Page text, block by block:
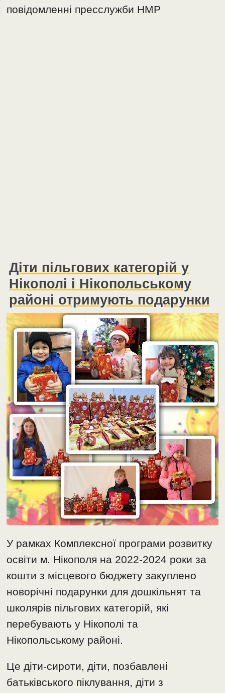
повідомленні пресслужби НМР
Діти пільгових категорій у
Нікополі і Нікопольському
районі отримують подарунки
У рамках Комплексної програми розвитку
освіти м. Нікополя на 2022-2024 роки за
кошти з місцевого бюджету закуплено
новорічні подарунки для дошкільнят та
школярів пільгових категорій, які
перебувають у Нікополі та
Нікопольському районі.
Це діти-сироти, діти, позбавлені
батьківського піклування, діти з